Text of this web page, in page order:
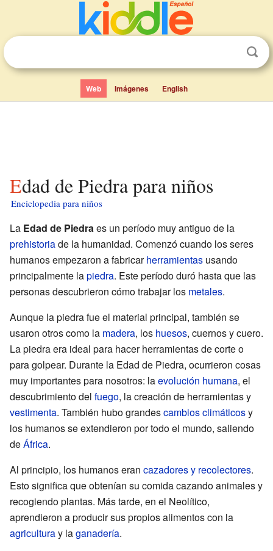
Web Imágenes English
Edad de Piedra para niños
Enciclopedia para niños
La Edad de Piedraes un período muy antiguo de la
prehistoriade la humanidad. Comenzó cuando los seres
humanos empezaron a fabricarherramientas usando
principalmente lapiedra. Este período duró hasta que las
personas descubrieron cómo trabajar los metales.
Aunque la piedra fue el material principal, también se
usaron otros como la madera, los huesos, cuernos y cuero.
La piedra era ideal para hacer herramientas de corte o
para golpear. Durante la Edad de Piedra, ocurrieron cosas
muy importantes para nosotros: laevolución humana, el
descubrimiento del fuego, la creación de herramientas y
vestimenta. También hubo grandescambios climáticosy
los humanos se extendieron por todo el mundo, saliendo
deÁfrica.
Al principio, los humanos eran cazadores y recolectores.
Esto significa que obtenían su comida cazando animales y
recogiendo plantas. Más tarde, en el Neolítico,
aprendieron a producir sus propios alimentos con la
agriculturay laganadería.